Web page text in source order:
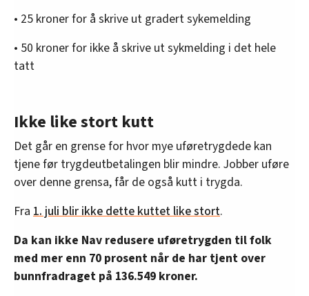
• 25 kroner for å skrive ut gradert sykemelding
• 50 kroner for ikke å skrive ut sykmelding i det hele
tatt
Ikke like stort kutt
Det går en grense for hvor mye uføretrygdede kan
tjene før trygdeutbetalingen blir mindre. Jobber uføre
over denne grensa, får de også kutt i trygda.
Fra 1. juli blir ikke dette kuttet like stort.
Da kan ikke Nav redusere uføretrygden til folk
med mer enn 70 prosent når de har tjent over
bunnfradraget på 136.549 kroner.